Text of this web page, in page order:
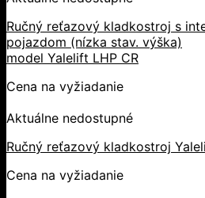
Ručný reťazový kladkostroj s
pojazdom (nízka stav. výška)
model Yalelift LHP CR
Cena na vyžiadanie
Aktuálne nedostupné
Ručný reťazový kladkostroj
Cena na vyžiadanie